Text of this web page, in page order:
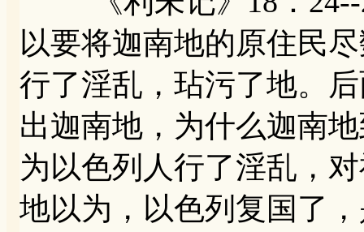
以要将迦南地的原住民
行了淫乱，玷污了地。
出迦南地，为什么迦南
为以色列人行了淫乱，
地以为，以色列复国了